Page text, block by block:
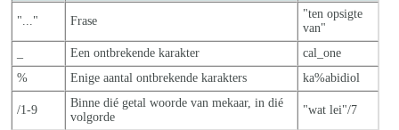
"..." Frase
"ten opsigte
van"
Een ontbrekende karakter
cal_one
%
Enige aantal ontbrekende karakters ka%abidiol
/1-9
Binne dié getal woorde van mekaar, in dié
volgorde
"wat lei"/7